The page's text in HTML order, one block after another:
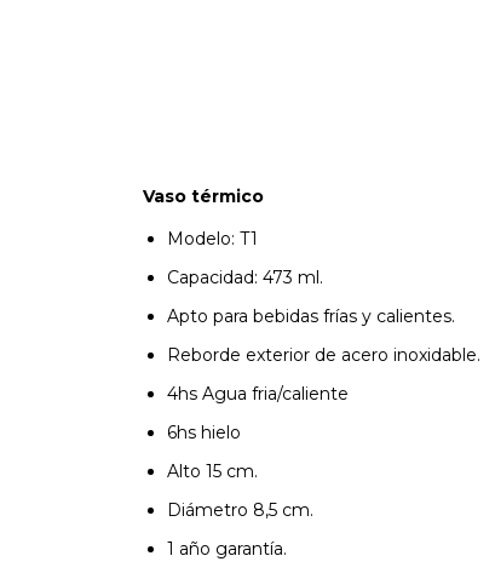
Vaso térmico
Modelo: T1
Capacidad: 473 ml.
Apto para bebidas frías y calientes.
Reborde exterior de acero inoxidable.
4hs Agua fria/caliente
6hs hielo
Alto 15 cm.
Diámetro 8,5 cm.
1 año garantía.